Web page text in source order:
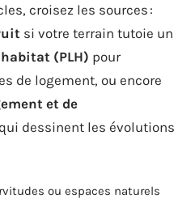
croisez les sources :
si votre terrain tutoie un
(PLH) pour
de logement, ou encore
et de
qui dessinent les évolutions
ou espaces naturels